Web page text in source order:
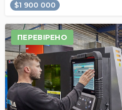
$1 900 000
ПЕРЕВІРЕНО